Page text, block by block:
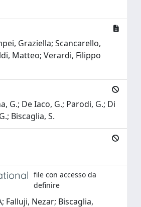
Graziella; Scancarello,
Matteo; Verardi, Filippo
G.; De Iaco, G.; Parodi, G.; Di
Biscaglia, S.
file con accesso da
definire
Falluji, Nezar; Biscaglia,